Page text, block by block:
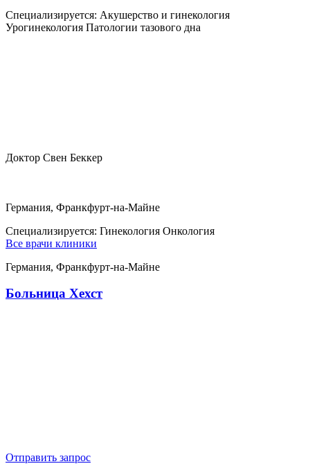
Специализируется: Акушерство и гинекология
Урогинекология Патологии тазового дна
Доктор Свен Беккер
Германия, Франкфурт-на-Майне
Специализируется: Гинекология Онкология
Все врачи клиники
Германия, Франкфурт-на-Майне
Больница Хехст
Отправить запрос